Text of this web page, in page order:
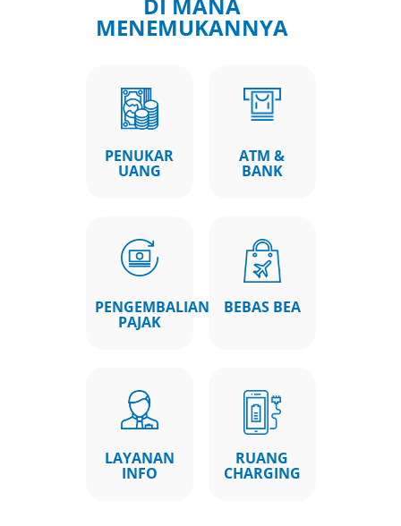
MENEMUKANNYA
PENUKAR
UANG
ATM &
BANK
PENGEMBALIAN
PAJAK
BEBAS BEA
LAYANAN
INFO
RUANG
CHARGING